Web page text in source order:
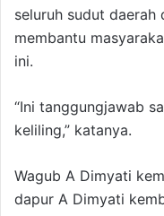
seluruh sudut daerah
membantu
ini.
“Ini tanggungjawab
keliling,” katanya.
Wagub A Dimyati
dapur A Dimyati